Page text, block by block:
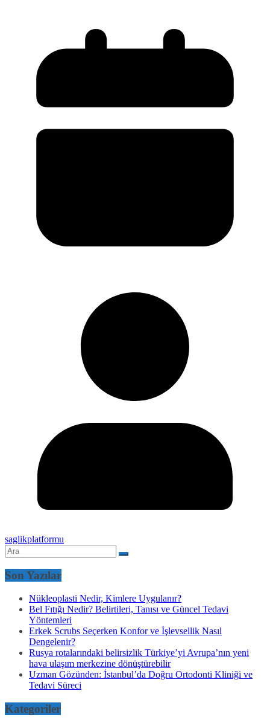
saglikplatformu
Son Yazılar
Nükleoplasti Nedir, Kimlere Uygulanır?
Bel Fıtığı Nedir? Belirtileri, Tanısı ve Güncel Tedavi
Yöntemleri
Erkek Scrubs Seçerken Konfor ve İşlevsellik Nasıl
Dengelenir?
Rusya rotalarındaki belirsizlik Türkiye’yi Avrupa’nın yeni
hava ulaşım merkezine dönüştürebilir
Uzman Gözünden: İstanbul’da Doğru Ortodonti Kliniği ve
Tedavi Süreci
Kategoriler